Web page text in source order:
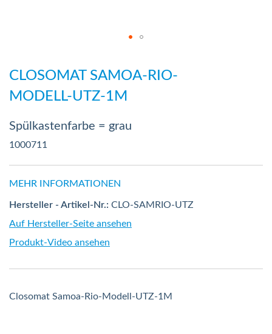
CLOSOMAT SAMOA-RIO-
MODELL-UTZ-1M
Spülkastenfarbe = grau
1000711
MEHR INFORMATIONEN
Hersteller - Artikel-Nr.: CLO-SAMRIO-UTZ
Auf Hersteller-Seite ansehen
Produkt-Video ansehen
Closomat Samoa-Rio-Modell-UTZ-1M
Anfang
Bildergalerie